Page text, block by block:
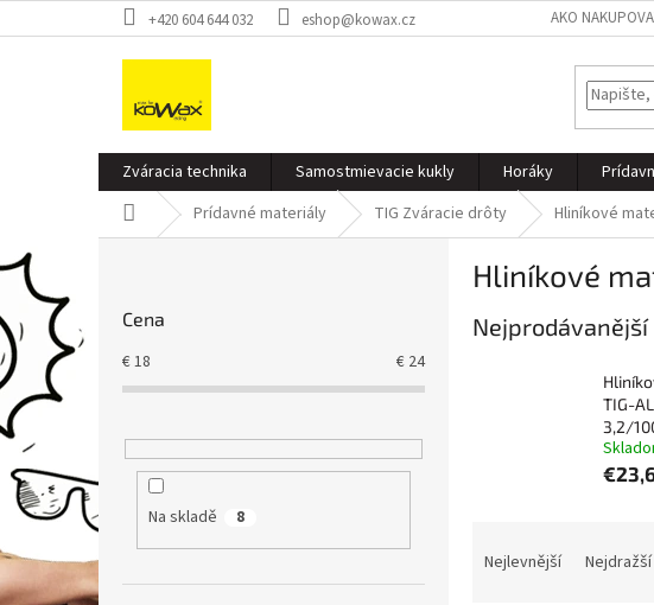
na
+420 604 644 032 eshop@kowax.cz AKO
Zváracia technika Samostmievacie kukly Horáky
Domů Prídavné materiály TIG Zváracie drôty Hliníkové
p
a
n
e
l
Cena
€18 € 24
Na skladě 8
Hliníkové
Nejprodávanější
TIG-
3,2/
Nejlevnější Nejdražší